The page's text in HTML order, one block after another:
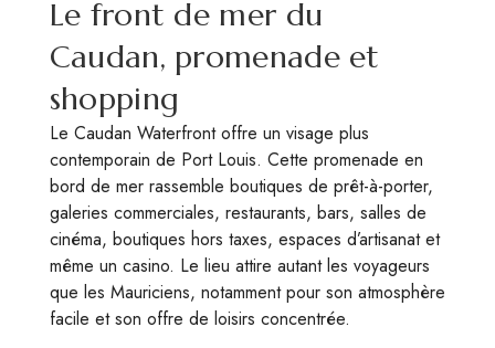
Le front de mer du
Caudan, promenade et
shopping
Le Caudan Waterfront offre un visage plus
contemporain de Port Louis. Cette promenade en
bord de mer rassemble boutiques de prêt-à-porter,
galeries commerciales, restaurants, bars, salles de
cinéma, boutiques hors taxes, espaces d’artisanat et
même un casino. Le lieu attire autant les voyageurs
que les Mauriciens, notamment pour son atmosphère
facile et son offre de loisirs concentrée.